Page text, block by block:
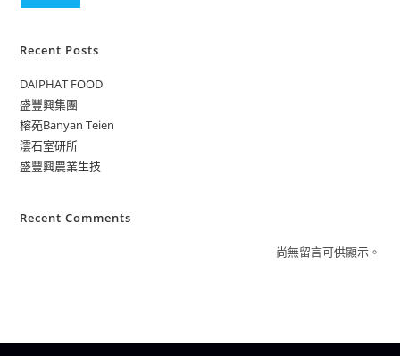
Recent Posts
DAIPHAT FOOD
盛豐興集團
榕苑Banyan Teien
澐石室研所
盛豐興農業生技
Recent Comments
尚無留言可供顯示。